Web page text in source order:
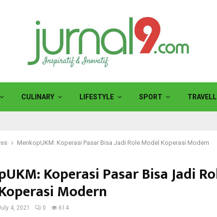
CULINARY LIFESTYLE SPORT
MenkopUKM: Koperasi Pasar Bisa Jadi Role Model Koperasi Modern
Koperasi Pasar Bisa Jadi
Modern
4, 2021 0 614